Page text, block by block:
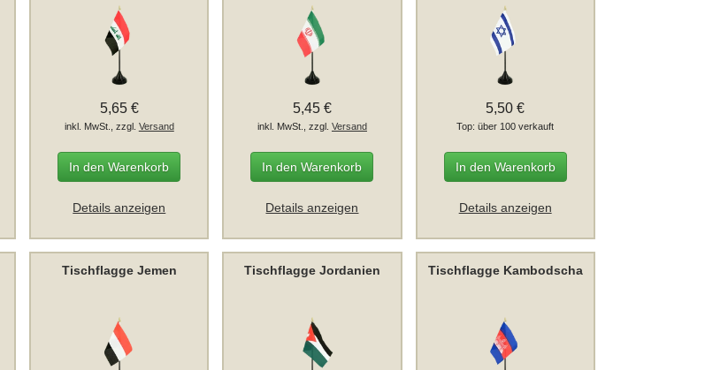
5,65 €
inkl. MwSt., zzgl. Versand
In den Warenkorb
Details anzeigen
5,45 €
inkl. MwSt., zzgl. Versand
In den Warenkorb
Details anzeigen
5,50 €
Top: über 100 verkauft
In den Warenkorb
Details anzeigen
Tischflagge Jemen Tischflagge Jordanien Tischflagge Kambodscha